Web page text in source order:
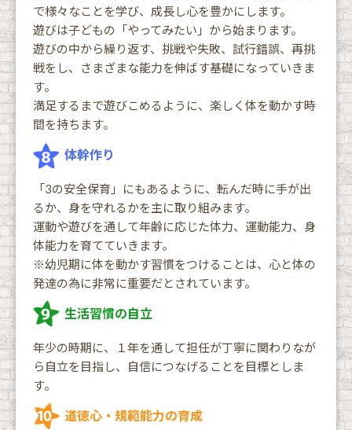
で様々なことを学び、成長し心を豊かにします。
遊びは子どもの「やってみたい」から始まります。
遊びの中から繰り返す、挑戦や失敗、試行錯誤、再挑
戦をし、さまざまな能力を伸ばす基礎になっていきま
す。
満足するまで遊びこめるように、楽しく体を動かす時
間を持ちます。
体幹作り
「3の安全保育」にもあるように、転んだ時に手が出
るか、身を守れるかを主に取り組みます。
運動や遊びを通して年齢に応じた体力、運動能力、身
体能力を育てていきます。
※幼児期に体を動かす習慣をつけることは、心と体の
発達の為に非常に重要だとされています。
生活習慣の自立
年少の時期に、１年を通して担任が丁寧に関わりなが
ら自立を目指し、自信につなげることを目標としま
す。
道徳心・規範能力の育成